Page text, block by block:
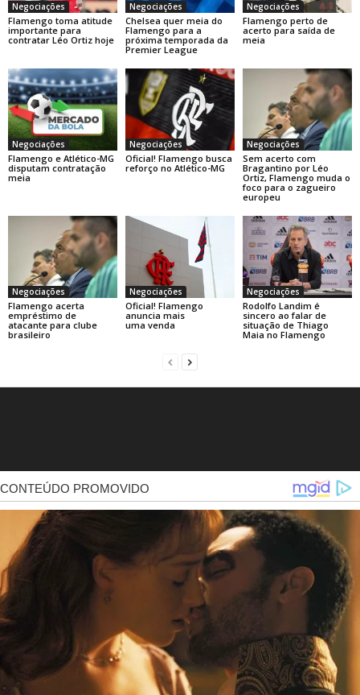
Negociações
Flamengo toma atitude
importante para
contratar Léo Ortiz hoje
Negociações
Chelsea quer meia do
Flamengo para a
próxima temporada da
Premier League
Negociações
Flamengo perto de
acerto para saída de
meia
Negociações
Flamengo e Atlético-MG
disputam contratação
meia
Negociações
Oficial! Flamengo busca
reforço no Atlético-MG
Negociações
Sem acerto com
Bragantino por Léo
Ortiz, Flamengo muda o
foco para o zagueiro
europeu
Negociações
Flamengo acerta
empréstimo de
atacante para clube
brasileiro
Negociações
Oficial! Flamengo
anuncia mais
uma venda
Negociações
Rodolfo Landim é
sincero ao falar de
situação de Thiago
Maia no Flamengo